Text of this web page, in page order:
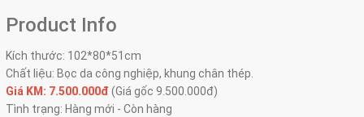
Product Info
Kích thước: 102*80*51cm
Chất liệu: Bọc da công nghiệp, khung chân thép.
Giá KM: 7.500.000đ (Giá gốc 9.500.000đ)
Tình trạng: Hàng mới - Còn hàng